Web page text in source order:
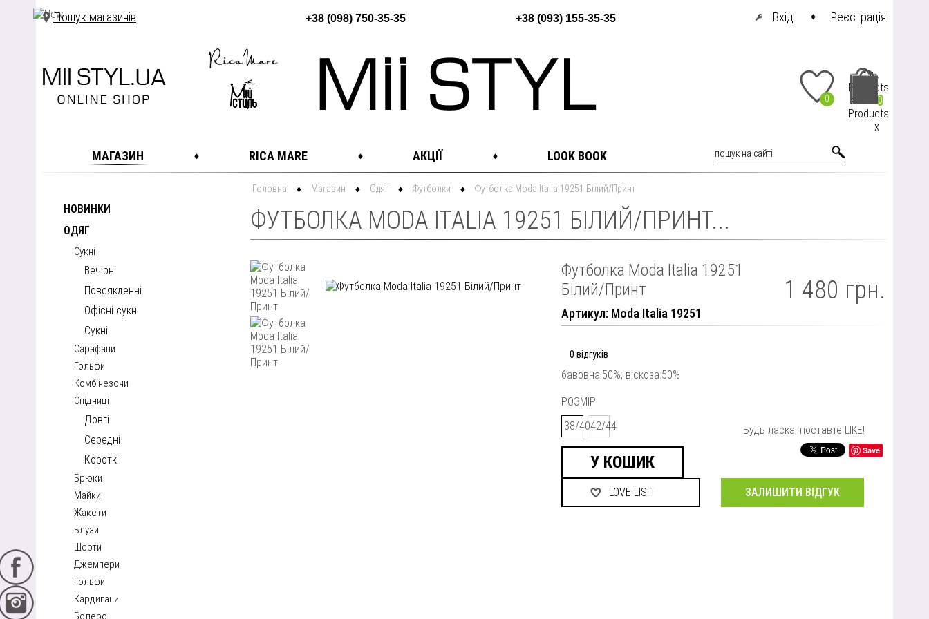
Пошук магазинів +38 (098) 750-35-35 +38 (093) 155-35-35 Вхід Реєстрація
0 0
грн.
Products
at cart
Products
x
МАГАЗИН RICA MARE АКЦІЇ LOOK BOOK
НОВИНКИ
ОДЯГ
Сукні
Вечірні
Повсякденні
Офісні сукні
Сукні
Сарафани
Гольфи
Комбінезони
Спідниці
Довгі
Середні
Короткі
Брюки
Майки
Жакети
Блузи
Шорти
Джемпери
Гольфи
Кардигани
Болеро
Головна Магазин Одяг Футболки Футболка Moda Italia 19251 Білий/Принт
ФУТБОЛКА MODA ITALIA 19251 БІЛИЙ/ПРИНТ...
Футболка Moda Italia 19251
Білий/Принт
Артикул: Moda Italia 19251
1 480 грн.
0 відгуків
бавовна:50%; віскоза:50%
РОЗМІР
38/4042/44 Будь ласка, поставте LIKE!
Save
ЗАЛИШИТИ ВІДГУК